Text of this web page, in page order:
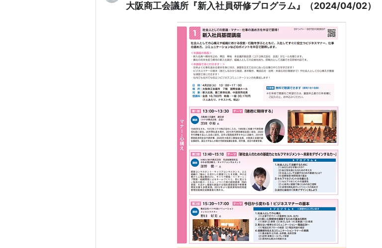
大阪商工会議所『新入社員研修プログラム』（2024/04/02）